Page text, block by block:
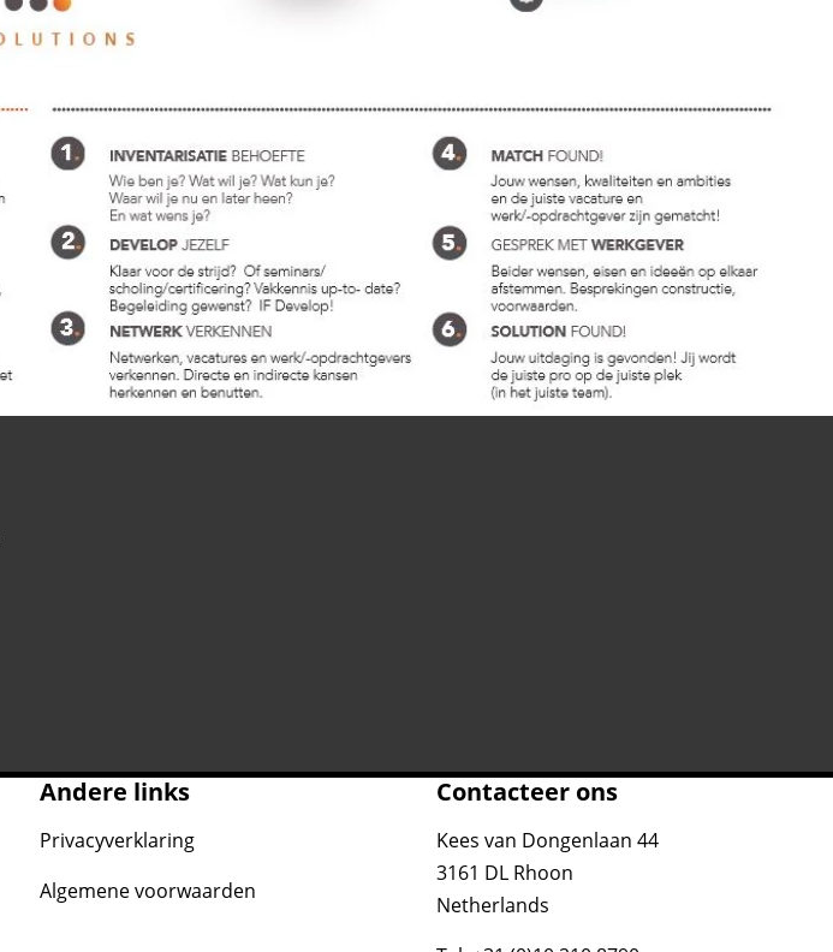
Andere links
Privacyverklaring
Algemene voorwaarden
Contacteer ons
Kees van Dongenlaan 44
3161 DL Rhoon
Netherlands